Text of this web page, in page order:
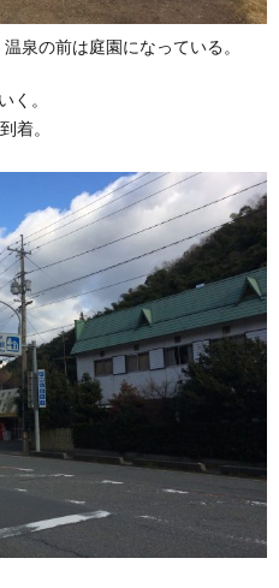
泉の前は庭園になっている。
く。
着。